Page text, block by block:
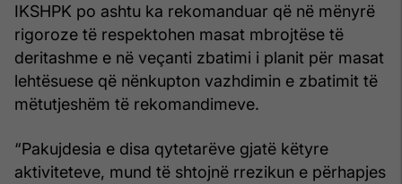
IKSHPK po ashtu ka rekomanduar që në mënyrë
rigoroze të respektohen masat mbrojtëse të
deritashme e në veçanti zbatimi i planit për masat
lehtësuese që nënkupton vazhdimin e zbatimit të
mëtutjeshëm të rekomandimeve.
“Pakujdesia e disa qytetarëve gjatë këtyre
aktiviteteve, mund të shtojnë rrezikun e përhapjes